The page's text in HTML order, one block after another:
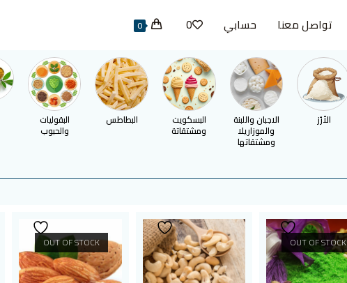
تواصل معنا حسابي 0
0
الأرُز الاجبان واللبنة
والموزاريلا
ومشتقاتها
البسكويت
ومشتقاتة
البطاطس البقوليات
والحبوب
OUT OF STOCK
OUT OF STOCK